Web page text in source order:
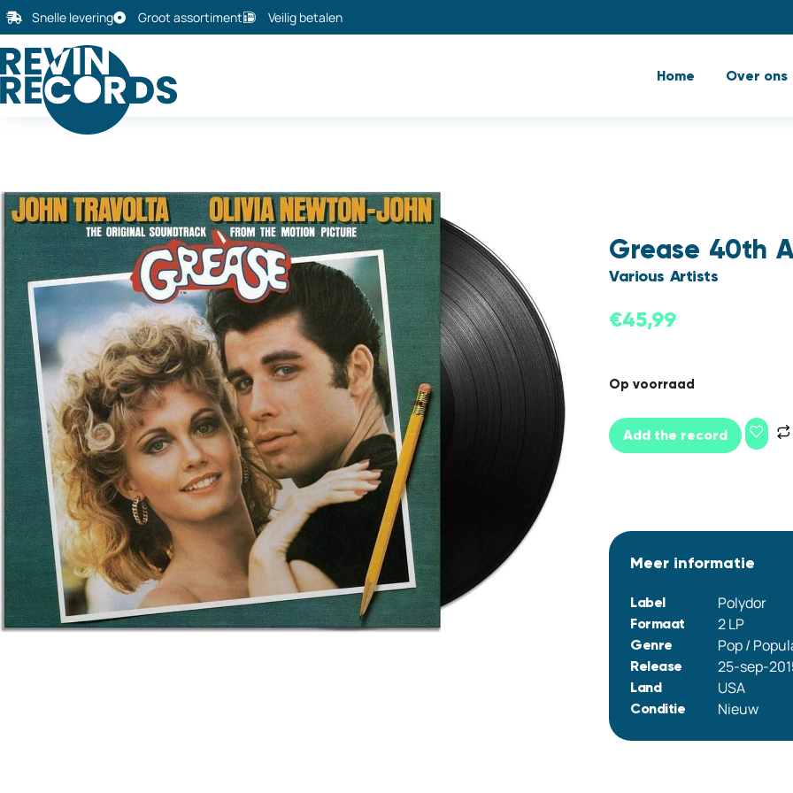
Snelle levering Groot assortiment Veilig betalen
Home Over ons
Grease 40th
Various Artists
€45,99
Op voorraad
Add the record
Meer informatie
Label Polydor
Formaat 2 LP
Genre Pop /
Release 25-sep-
Land USA
Conditie Nieuw